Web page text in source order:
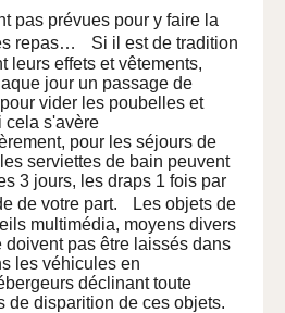
pas prévues pour y faire la
repas… Si il est de tradition
leurs effets et vêtements,
jour un passage de
vider les poubelles et
cela s'avère
pour les séjours de
serviettes de bain peuvent
3 jours, les draps 1 fois par
de votre part. Les objets de
multimédia, moyens divers
doivent pas être laissés dans
les véhicules en
déclinant toute
de disparition de ces objets.